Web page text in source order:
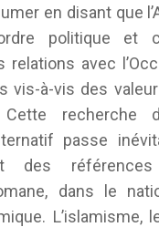
en disant que
politique et
relations avec
vis-à-vis des
Cette recherche
passe
des
dans le
L’islamisme,